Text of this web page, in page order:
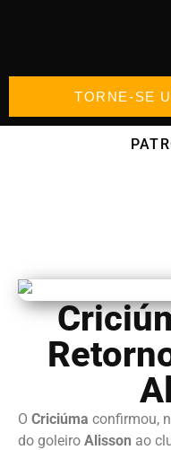
TORNE-SE
O Criciúma confirmou,
do goleiro Alisson ao